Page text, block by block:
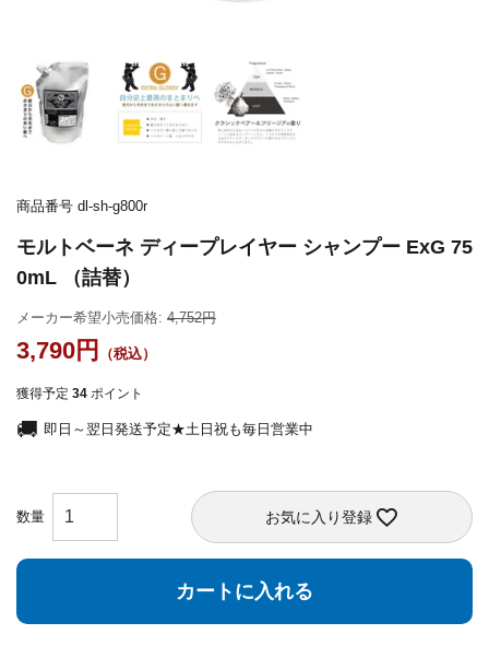
商品番号 dl-sh-g800r
モルトベーネ ディープレイヤー シャンプー ExG 75
0mL （詰替）
メーカー希望小売価格: 4,752
3,790
獲得予定 34 ポイント
即日～翌日発送予定★土日祝も毎日営業中
お気に入り登録
カートに入れる